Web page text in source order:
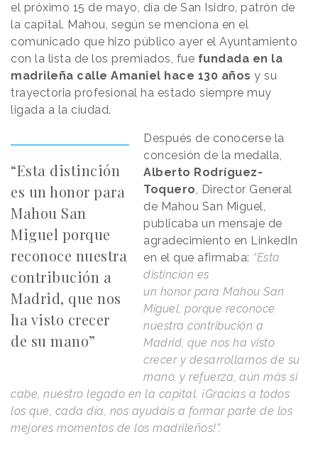
el próximo 15 de mayo, día de San Isidro, patrón de
la capital. Mahou, según se menciona en el
comunicado que hizo público ayer el Ayuntamiento
con la lista de los premiados, fue fundada en la
madrileña calle Amaniel hace 130 años y su
trayectoria profesional ha estado siempre muy
ligada a la ciudad.
“Esta distinción
es un honor para
Mahou San
Miguel porque
reconoce nuestra
contribución a
Madrid, que nos
ha visto crecer
de su mano”
Después de conocerse la
concesión de la medalla,
Alberto Rodríguez-
Toquero, Director General
de Mahou San Miguel,
publicaba un mensaje de
agradecimiento en LinkedIn
en el que afirmaba: “Esta
distinción es
un honor para Mahou San
Miguel, porque reconoce
nuestra contribución a
Madrid, que nos ha visto
crecer y desarrollarnos de su
mano, y refuerza, aún más si
cabe, nuestro legado en la capital. ¡Gracias a todos
los que, cada día, nos ayudáis a formar parte de los
mejores momentos de los madrileños!”.